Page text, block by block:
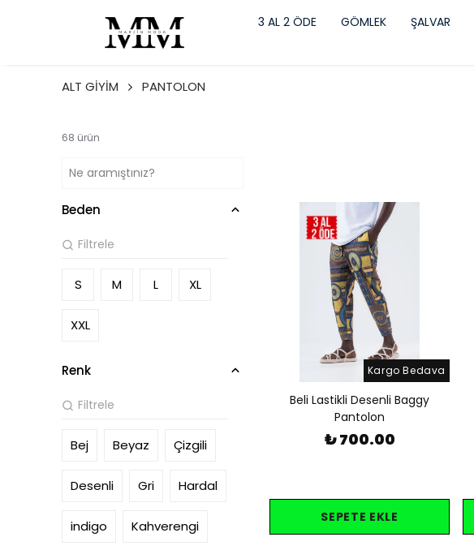
3 AL 2 ÖDE GÖMLEK ŞALVAR
ALT GİYİM PANTOLON
68 ürün
Beden
S M L XL
XXL
Renk
Bej Beyaz Çizgili
Desenli Gri Hardal
indigo Kahverengi
Kargo Bedava
Beli Lastikli Desenli Baggy
Pantolon
₺ 700.00
SEPETE EKLE